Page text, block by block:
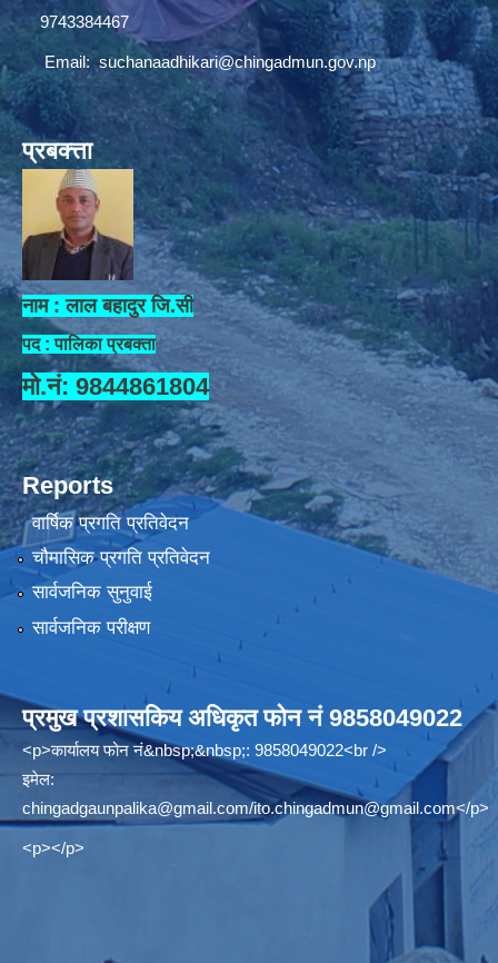
9743384467
Email:suchanaadhikari@chingadmun.gov.np
प्रबक्त्ता
नाम : लाल बहादुर जि.सी
पद : पालिका प्रबक्ता
मो.नं: 9844861804
Reports
वार्षिक प्रगति प्रतिवेदन
चौमासिक प्रगति प्रतिवेदन
सार्वजनिक सुनुवाई
सार्वजनिक परीक्षण
प्रमुख प्रशासकिय अधिकृत फोन नं 9858049022
<p>कार्यालय फोन नं&nbsp;&nbsp;: 9858049022<br />
इमेल:
chingadgaunpalika@gmail.com/ito.chingadmun@gmail.com</p>
<p></p>